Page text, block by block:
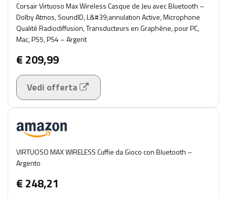
Corsair Virtuoso Max Wireless Casque de Jeu avec Bluetooth –
Dolby Atmos, SoundID, L&#39;annulation Active, Microphone
Qualité Radiodiffusion, Transducteurs en Graphène, pour PC,
Mac, PS5, PS4 – Argent
€ 209,99
Vedi offerta
VIRTUOSO MAX WIRELESS Cuffie da Gioco con Bluetooth –
Argento
€ 248,21